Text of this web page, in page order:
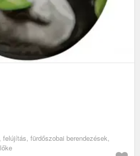
fürdőszobai berendezések,